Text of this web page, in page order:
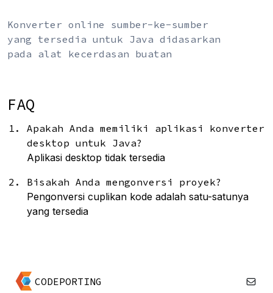
Konverter online sumber-ke-sumber
yang tersedia untuk Java didasarkan
pada alat kecerdasan buatan
FAQ
Apakah Anda memiliki aplikasi konverter
desktop untuk Java?
Aplikasi desktop tidak tersedia
Bisakah Anda mengonversi proyek?
Pengonversi cuplikan kode adalah satu-satunya
yang tersedia
CODEPORTING